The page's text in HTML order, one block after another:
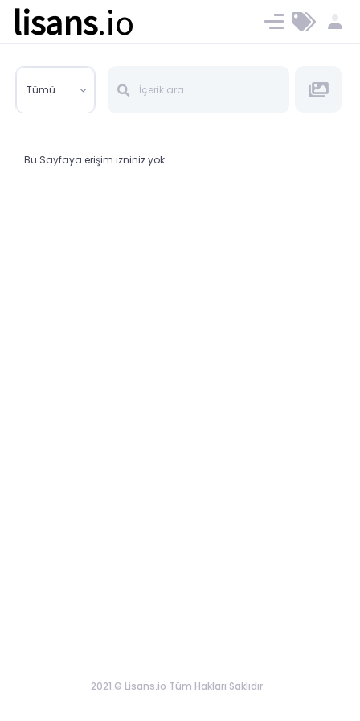
lisans.io Ücret ve Planlar
Tümü
Bu Sayfaya erişim izniniz yok
2021 © Lisans.io Tüm Hakları Saklıdır.